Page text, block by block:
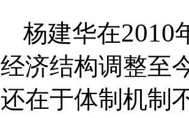
杨建华在2010
经济结构调整至
还在于体制机制